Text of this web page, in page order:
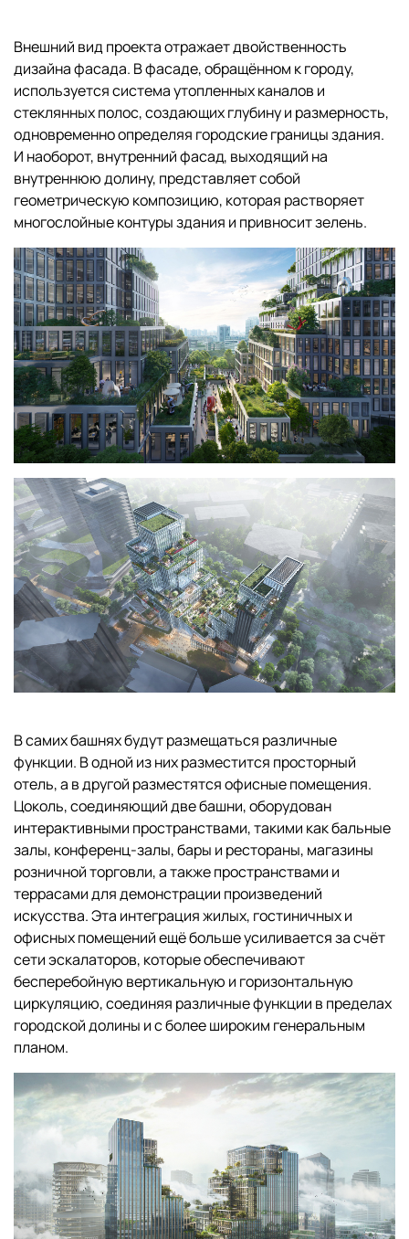
Внешний вид проекта отражает двойственность
дизайна фасада. В фасаде, обращённом к городу,
используется система утопленных каналов и
стеклянных полос, создающих глубину и размерность,
одновременно определяя городские границы здания.
И наоборот, внутренний фасад, выходящий на
внутреннюю долину, представляет собой
геометрическую композицию, которая растворяет
многослойные контуры здания и привносит зелень.
В самих башнях будут размещаться различные
функции. В одной из них разместится просторный
отель, а в другой разместятся офисные помещения.
Цоколь, соединяющий две башни, оборудован
интерактивными пространствами, такими как бальные
залы, конференц-залы, бары и рестораны, магазины
розничной торговли, а также пространствами и
террасами для демонстрации произведений
искусства. Эта интеграция жилых, гостиничных и
офисных помещений ещё больше усиливается за счёт
сети эскалаторов, которые обеспечивают
бесперебойную вертикальную и горизонтальную
циркуляцию, соединяя различные функции в пределах
городской долины и с более широким генеральным
планом.